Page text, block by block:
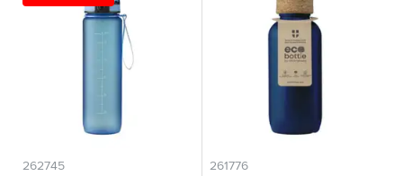
262745 261776